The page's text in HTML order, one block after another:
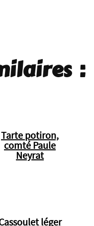
:
Tarte potiron,
comté Paule
Neyrat
léger